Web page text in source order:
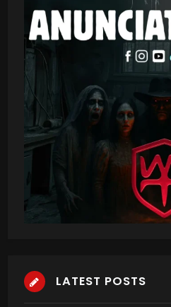
LATEST POSTS